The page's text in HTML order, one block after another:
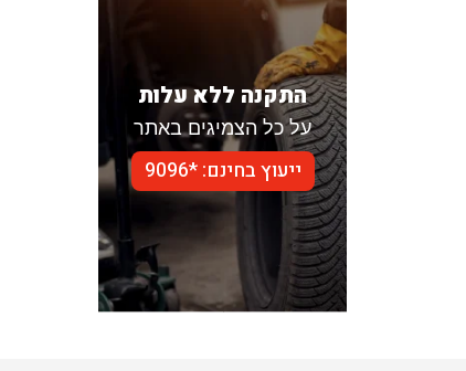
התקנה ללא עלות
על כל הצמיגים באתר
ייעוץ בחינם: *9096